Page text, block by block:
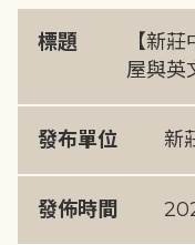
標題
【新
屋與英
發布單位 新
發佈時間